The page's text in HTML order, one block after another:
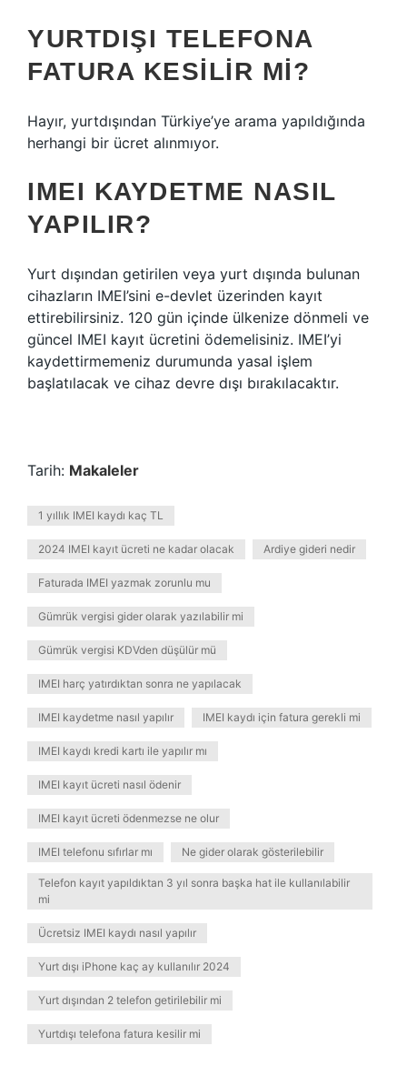
YURTDIŞI TELEFONA
FATURA KESILIR MI?
Hayır, yurtdışından Türkiye’ye arama yapıldığında
herhangi bir ücret alınmıyor.
IMEI KAYDETME NASIL
YAPILIR?
Yurt dışından getirilen veya yurt dışında bulunan
cihazların IMEI’sini e-devlet üzerinden kayıt
ettirebilirsiniz. 120 gün içinde ülkenize dönmeli ve
güncel IMEI kayıt ücretini ödemelisiniz. IMEI’yi
kaydettirmemeniz durumunda yasal işlem
başlatılacak ve cihaz devre dışı bırakılacaktır.
Tarih: Makaleler
1 yıllık IMEI kaydı kaç TL
2024 IMEI kayıt ücreti ne kadar olacak Ardiye gideri nedir
Faturada IMEI yazmak zorunlu mu
Gümrük vergisi gider olarak yazılabilir mi
Gümrük vergisi KDVden düşülür mü
IMEI harç yatırdıktan sonra ne yapılacak
IMEI kaydetme nasıl yapılır IMEI kaydı için fatura gerekli mi
IMEI kaydı kredi kartı ile yapılır mı
IMEI kayıt ücreti nasıl ödenir
IMEI kayıt ücreti ödenmezse ne olur
IMEI telefonu sıfırlar mı Ne gider olarak gösterilebilir
Telefon kayıt yapıldıktan 3 yıl sonra başka hat ile kullanılabilir
mi
Ücretsiz IMEI kaydı nasıl yapılır
Yurt dışı iPhone kaç ay kullanılır 2024
Yurt dışından 2 telefon getirilebilir mi
Yurtdışı telefona fatura kesilir mi